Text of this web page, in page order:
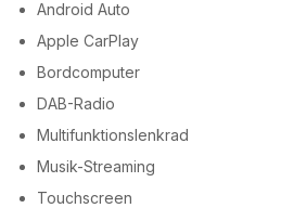
Android Auto
Apple CarPlay
Bordcomputer
DAB-Radio
Multifunktionslenkrad
Musik-Streaming
Touchscreen